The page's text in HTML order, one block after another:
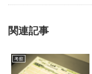
関連記事
考察